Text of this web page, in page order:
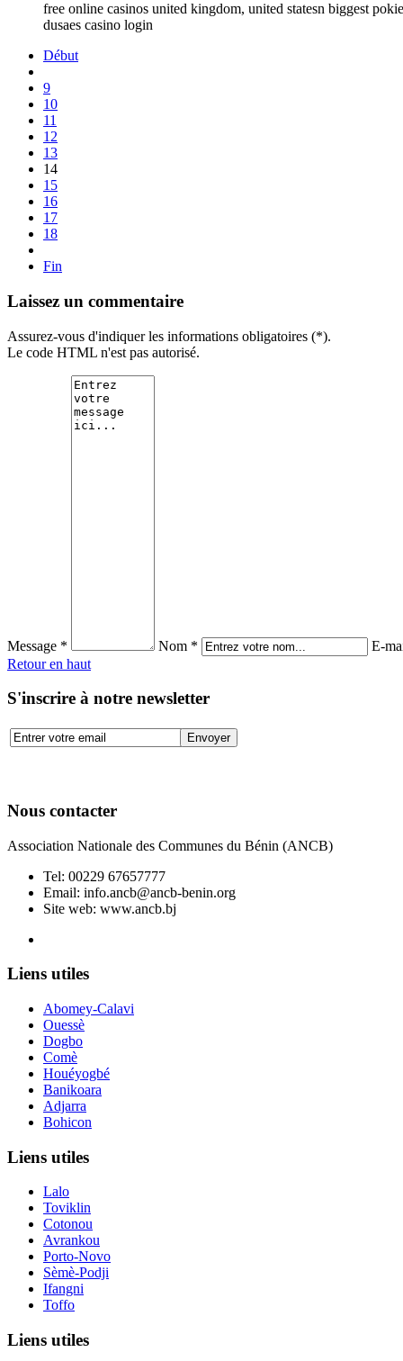
free online casinos united kingdom, united statesn biggest
dusaes casino login
Début
9
10
11
12
13
14
15
16
17
18
Fin
Laissez un commentaire
Assurez-vous d'indiquer les informations obligatoires (*).
Le code HTML n'est pas autorisé.
Message * Nom *
E-
Retour en haut
S'inscrire à notre newsletter
Nous contacter
Association Nationale des Communes du Bénin (ANCB)
Tel: 00229 67657777
Email: info.ancb@ancb-benin.org
Site web: www.ancb.bj
Liens utiles
Abomey-Calavi
Ouessè
Dogbo
Comè
Houéyogbé
Banikoara
Adjarra
Bohicon
Liens utiles
Lalo
Toviklin
Cotonou
Avrankou
Porto-Novo
Sèmè-Podji
Ifangni
Toffo
Liens utiles